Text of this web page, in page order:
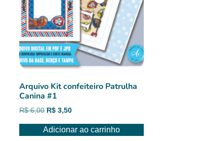
Arquivo Kit confeiteiro Patrulha
Canina #1
R$6,00 O
original
R$ 3,50O
atual
Adicionar ao carrinho